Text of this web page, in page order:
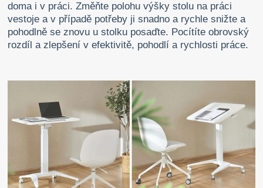
doma i v práci. Změňte polohu výšky stolu na práci
vestoje a v případě potřeby ji snadno a rychle snižte a
pohodlně se znovu u stolku posaďte. Pocítíte obrovský
rozdíl a zlepšení v efektivitě, pohodlí a rychlosti práce.